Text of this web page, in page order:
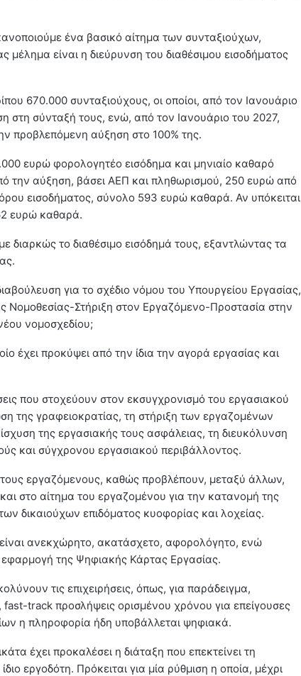
ένα βασικό αίτημα των συνταξιούχων,
είναι η διεύρυνση του διαθέσιμου εισοδήματος
670.000 συνταξιούχους, οι οποίοι, από τον Ιανουάριο
σύνταξή τους, ενώ, από τον Ιανουάριο του 2027,
προβλεπόμενη αύξηση στο 100% της.
ευρώ φορολογητέο εισόδημα και μηνιαίο καθαρό
την αύξηση, βάσει ΑΕΠ και πληθωρισμού, 250 ευρώ από
εισοδήματος, σύνολο 593 ευρώ καθαρά. Αν υπόκειται
ευρώ καθαρά.
διαρκώς το διαθέσιμο εισόδημά τους, εξαντλώντας τα
για το σχέδιο νόμου του Υπουργείου Εργασίας,
Νομοθεσίας-Στήριξη στον Εργαζόμενο-Προστασία στην
νομοσχεδίου;
έχει προκύψει από την ίδια την αγορά εργασίας και
που στοχεύουν στον εκσυγχρονισμό του εργασιακού
της γραφειοκρατίας, τη στήριξη των εργαζομένων
της εργασιακής τους ασφάλειας, τη διευκόλυνση
και σύγχρονου εργασιακού περιβάλλοντος.
εργαζόμενους, καθώς προβλέπουν, μεταξύ άλλων,
στο αίτημα του εργαζομένου για την κατανομή της
δικαιούχων επιδόματος κυοφορίας και λοχείας.
είναι ανεκχώρητο, ακατάσχετο, αφορολόγητο, ενώ
εφαρμογή της Ψηφιακής Κάρτας Εργασίας.
τις επιχειρήσεις, όπως, για παράδειγμα,
track προσλήψεις ορισμένου χρόνου για επείγουσες
η πληροφορία ήδη υποβάλλεται ψηφιακά.
έχει προκαλέσει η διάταξη που επεκτείνει τη
εργοδότη. Πρόκειται για μία ρύθμιση η οποία, μέχρι